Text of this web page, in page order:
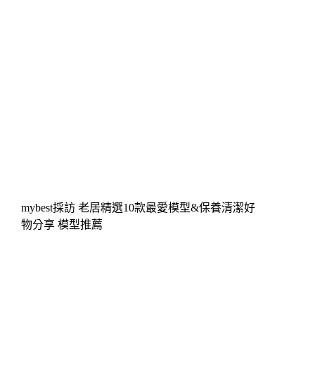
mybest採訪 老居精選10款最愛模型&保養清潔好
物分享 模型推薦